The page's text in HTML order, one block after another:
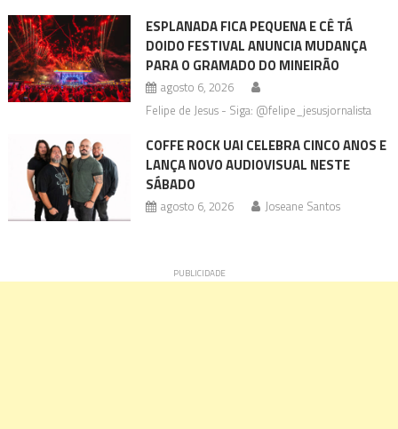
ESPLANADA FICA PEQUENA E CÊ TÁ
DOIDO FESTIVAL ANUNCIA MUDANÇA
PARA O GRAMADO DO MINEIRÃO
agosto 6, 2026
Felipe de Jesus - Siga: @felipe_jesusjornalista
COFFE ROCK UAI CELEBRA CINCO ANOS E
LANÇA NOVO AUDIOVISUAL NESTE
SÁBADO
agosto 6, 2026 Joseane Santos